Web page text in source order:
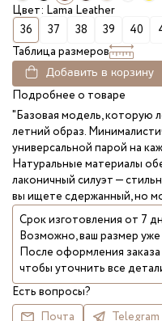
Цвет: Lama Leather
36
37 38 39 40
Таблица размеров
Добавить в корзину
Подробнее о товаре
"Базовая модель, которую
летний образ.
универсальной парой на
Натуральные материалы
лаконичный силуэт —
вы ищете сдержанный, но
Срок изготовления от 7
Возможно, ваш размер уже
После оформления
чтобы уточнить все
Есть вопросы?
Почта
Telegram